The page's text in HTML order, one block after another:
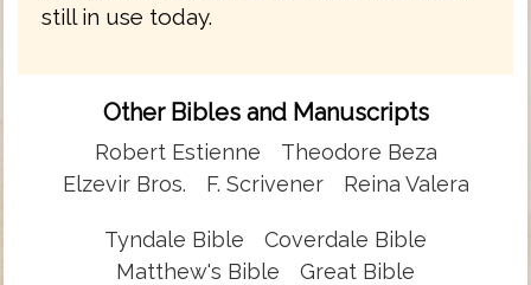
still in use today.
Other Bibles and Manuscripts
Robert Estienne
Theodore Beza
Elzevir Bros.
F. Scrivener Reina Valera
Tyndale Bible
Coverdale Bible
Matthew's Bible
Great Bible